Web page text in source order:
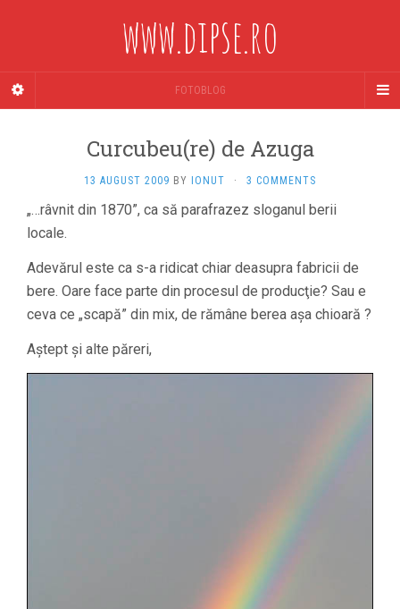
www.dipse.ro
FOTOBLOG
Curcubeu(re) de Azuga
13 AUGUST 2009 BY IONUT · 3 COMMENTS
„…râvnit din 1870”, ca să parafrazez sloganul berii
locale.
Adevărul este ca s-a ridicat chiar deasupra fabricii de
bere. Oare face parte din procesul de producţie? Sau e
ceva ce „scapă” din mix, de rămâne berea aşa chioară ?
Aştept şi alte păreri,